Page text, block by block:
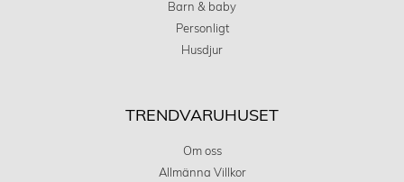
Barn & baby
Personligt
Husdjur
TRENDVARUHUSET
Om oss
Allmänna Villkor